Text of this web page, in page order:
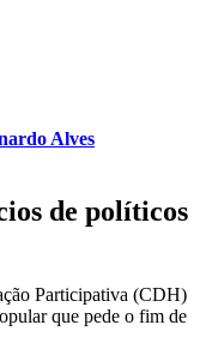
Alves
de políticos
Participativa (CDH)
que pede o fim de